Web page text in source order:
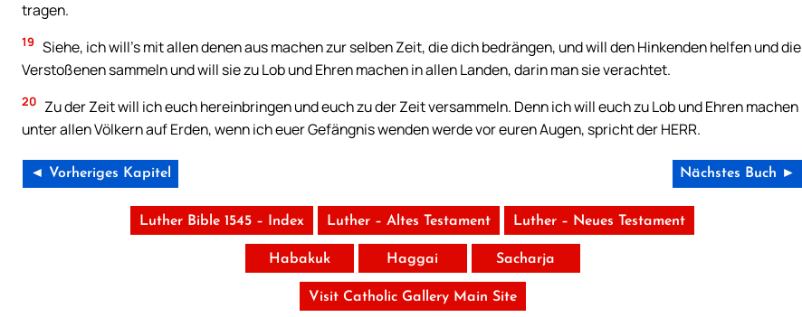
tragen.
19 Siehe, ich will’s mit allen denen aus machen zur selben Zeit, die dich bedrängen, und will den Hinkenden helfen und die
Verstoßenen sammeln und will sie zu Lob und Ehren machen in allen Landen, darin man sie verachtet.
20 Zu der Zeit will ich euch hereinbringen und euch zu der Zeit versammeln. Denn ich will euch zu Lob und Ehren machen
unter allen Völkern auf Erden, wenn ich euer Gefängnis wenden werde vor euren Augen, spricht der HERR.
◄ Vorheriges Kapitel Nächstes Buch ►
Luther Bible 1545 – Index Luther – Altes Testament Luther – Neues Testament
Habakuk Haggai Sacharja
Visit Catholic Gallery Main Site